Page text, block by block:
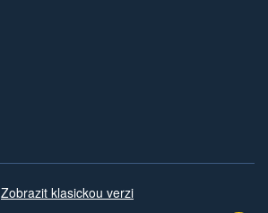
Zobrazit klasickou verzi